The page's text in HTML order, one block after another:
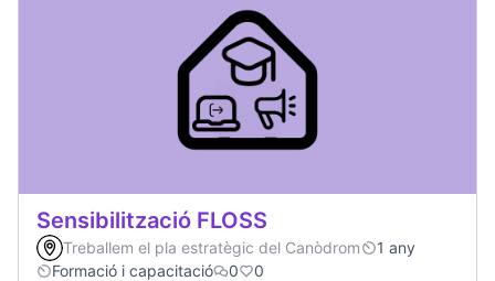
Sensibilització FLOSS
Treballem el pla estratègic del Canòdrom
1 any
Formació i capacitació
0 0